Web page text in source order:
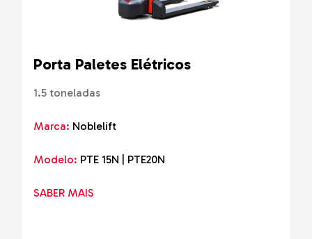
Porta Paletes Elétricos
1.5 toneladas
Marca: Noblelift
Modelo: PTE 15N | PTE20N
SABER MAIS